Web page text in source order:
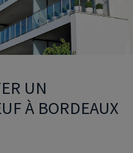
UN
À BORDEAUX